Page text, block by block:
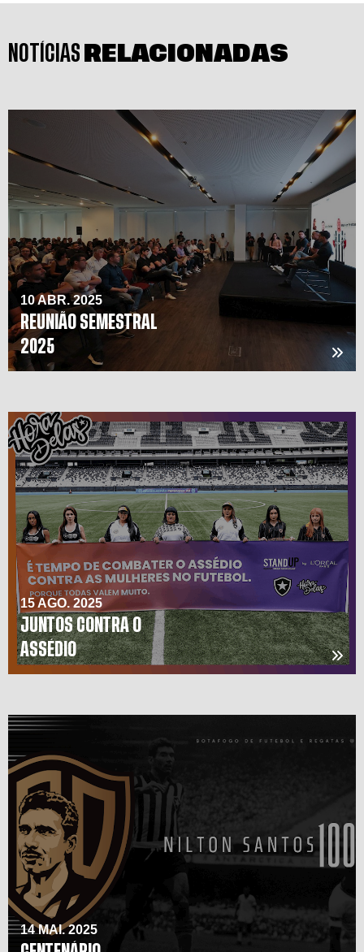
NOTÍCIAS RELACIONADAS
10 ABR. 2025
REUNIÃO SEMESTRAL
2025
15 AGO. 2025
JUNTOS CONTRA O
ASSÉDIO
14 MAI. 2025